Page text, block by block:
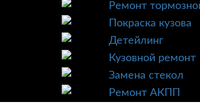
Ремонт
Покраска кузова
Детейлинг
Кузовной ремонт
Замена стекол
Ремонт АКПП